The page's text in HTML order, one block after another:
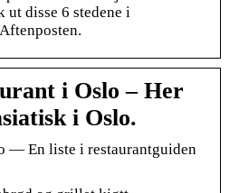
ut disse 6 stedene i
i Oslo – Her
i Oslo.
— En liste i restaurantguiden